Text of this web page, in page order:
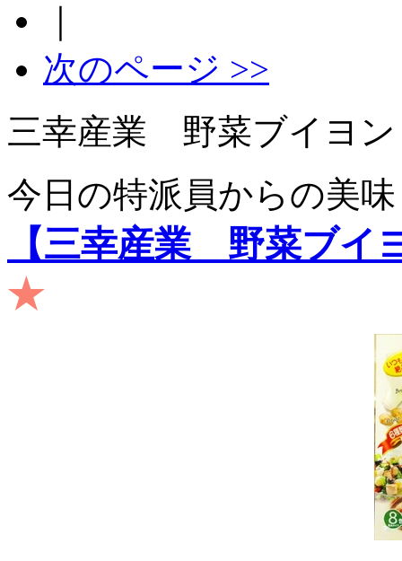
次のページ >>
三幸産業 野菜ブイヨン
今日の特派員からの美
【三幸産業 野菜ブイ
★